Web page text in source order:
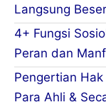
Langsung
4+ Fungsi
Peran dan
Pengertian
Para Ahli &